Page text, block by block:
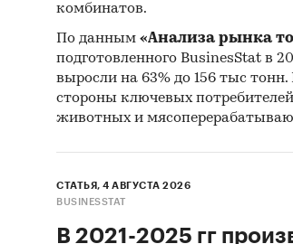
комбинатов.
По данным «Анализа рынка
подготовленного BusinesStat в
выросли на 63% до 156 тыс
стороны ключевых
животных и
СТАТЬЯ, 4 АВГУСТА 2026
BUSINESSTAT
В 2021-2025 гг